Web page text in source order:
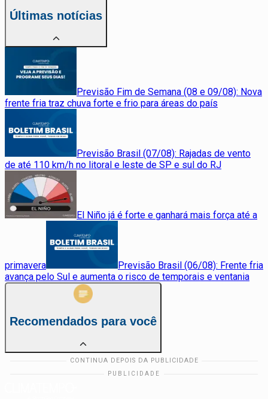
Últimas notícias
Previsão Fim de Semana (08 e 09/08): Nova
frente fria traz chuva forte e frio para áreas do país
Previsão Brasil (07/08): Rajadas de vento
de até 110 km/h no litoral e leste de SP e sul do RJ
El Niño já é forte e ganhará mais força até a
primavera
Previsão Brasil (06/08): Frente fria
avança pelo Sul e aumenta o risco de temporais e ventania
Recomendados para você